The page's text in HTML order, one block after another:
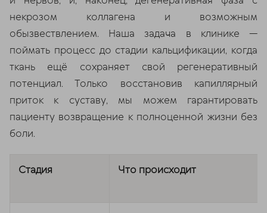
некрозом коллагена и возможным
обызвествлением. Наша задача в клинике —
поймать процесс до стадии кальцификации, когда
ткань ещё сохраняет свой регенеративный
потенциал. Только восстановив капиллярный
приток к суставу, мы можем гарантировать
пациенту возвращение к полноценной жизни без
боли.
Стадия Что происходит